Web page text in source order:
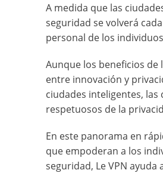
A medida que las
seguridad se volverá
personal de los
Aunque los beneficios
entre innovación y
ciudades inteligentes,
respetuosos de la
En este panorama en
que empoderan a los
seguridad, Le VPN